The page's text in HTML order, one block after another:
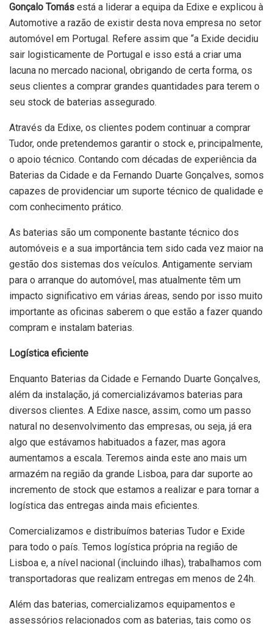
Gonçalo Tomás está a liderar a equipa da Edixe e explicou à
Automotive a razão de existir desta nova empresa no setor
automóvel em Portugal. Refere assim que “a Exide decidiu
sair logisticamente de Portugal e isso está a criar uma
lacuna no mercado nacional, obrigando de certa forma, os
seus clientes a comprar grandes quantidades para terem o
seu stock de baterias assegurado.
Através da Edixe, os clientes podem continuar a comprar
Tudor, onde pretendemos garantir o stock e, principalmente,
o apoio técnico. Contando com décadas de experiência da
Baterias da Cidade e da Fernando Duarte Gonçalves, somos
capazes de providenciar um suporte técnico de qualidade e
com conhecimento prático.
As baterias são um componente bastante técnico dos
automóveis e a sua importância tem sido cada vez maior na
gestão dos sistemas dos veículos. Antigamente serviam
para o arranque do automóvel, mas atualmente têm um
impacto significativo em várias áreas, sendo por isso muito
importante as oficinas saberem o que estão a fazer quando
compram e instalam baterias.
Logística eficiente
Enquanto Baterias da Cidade e Fernando Duarte Gonçalves,
além da instalação, já comercializávamos baterias para
diversos clientes. A Edixe nasce, assim, como um passo
natural no desenvolvimento das empresas, ou seja, já era
algo que estávamos habituados a fazer, mas agora
aumentamos a escala. Teremos ainda este ano mais um
armazém na região da grande Lisboa, para dar suporte ao
incremento de stock que estamos a realizar e para tornar a
logística das entregas ainda mais eficientes.
Comercializamos e distribuímos baterias Tudor e Exide
para todo o país. Temos logística própria na região de
Lisboa e, a nível nacional (incluindo ilhas), trabalhamos com
transportadoras que realizam entregas em menos de 24h.
Além das baterias, comercializamos equipamentos e
assessórios relacionados com as baterias, tais como os